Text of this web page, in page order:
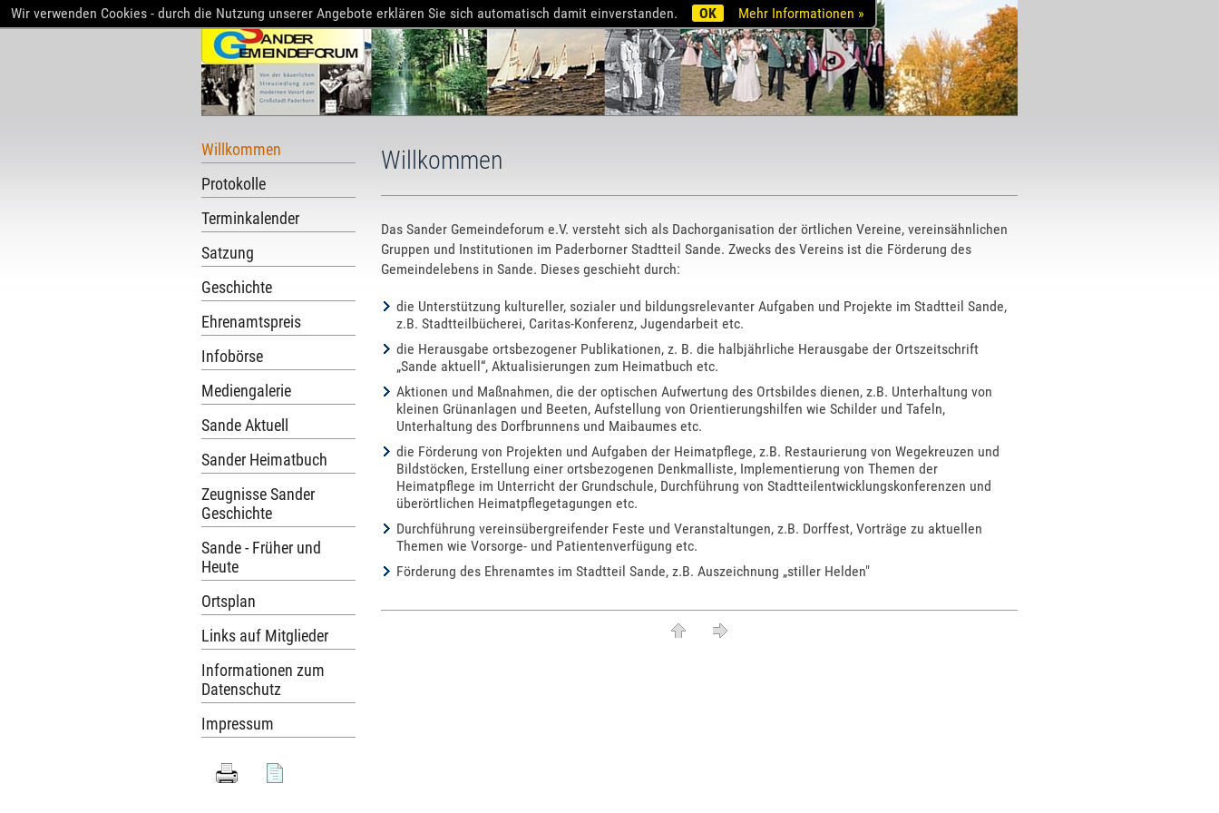
Willkommen
Das Sander Gemeindeforum e.V. versteht sich als Dachorganisation der örtlichen Vereine, vereinsähnlichen
Gruppen und Institutionen im Paderborner Stadtteil Sande. Zwecks des Vereins ist die Förderung des
Gemeindelebens in Sande. Dieses geschieht durch:
die Unterstützung kultureller, sozialer und bildungsrelevanter Aufgaben und Projekte im Stadtteil Sande,
z.B. Stadtteilbücherei, Caritas-Konferenz, Jugendarbeit etc.
die Herausgabe ortsbezogener Publikationen, z. B. die halbjährliche Herausgabe der Ortszeitschrift
„Sande aktuell“, Aktualisierungen zum Heimatbuch etc.
Aktionen und Maßnahmen, die der optischen Aufwertung des Ortsbildes dienen, z.B. Unterhaltung von
kleinen Grünanlagen und Beeten, Aufstellung von Orientierungshilfen wie Schilder und Tafeln,
Unterhaltung des Dorfbrunnens und Maibaumes etc.
die Förderung von Projekten und Aufgaben der Heimatpflege, z.B. Restaurierung von Wegekreuzen und
Bildstöcken, Erstellung einer ortsbezogenen Denkmalliste, Implementierung von Themen der
Heimatpflege im Unterricht der Grundschule, Durchführung von Stadtteilentwicklungskonferenzen und
überörtlichen Heimatpflegetagungen etc.
Durchführung vereinsübergreifender Feste und Veranstaltungen, z.B. Dorffest, Vorträge zu aktuellen
Themen wie Vorsorge- und Patientenverfügung etc.
Förderung des Ehrenamtes im Stadtteil Sande, z.B. Auszeichnung „stiller Helden"
Willkommen
Protokolle
Terminkalender
Satzung
Geschichte
Ehrenamtspreis
Infobörse
Mediengalerie
Sande Aktuell
Sander Heimatbuch
Zeugnisse Sander
Geschichte
Sande - Früher und
Heute
Ortsplan
Links auf Mitglieder
Informationen zum
Datenschutz
Impressum
Wir verwenden Cookies - durch die Nutzung unserer Angebote erklären Sie sich automatisch damit einverstanden. OK Mehr Informationen »